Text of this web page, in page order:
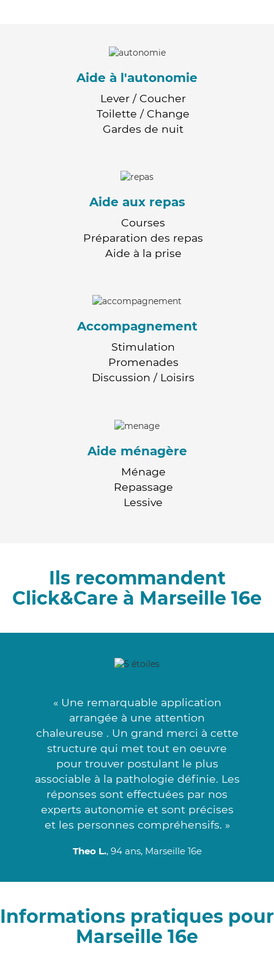
Aide à l'autonomie
Lever / Coucher
Toilette / Change
Gardes de nuit
Aide aux repas
Courses
Préparation des repas
Aide à la prise
Accompagnement
Stimulation
Promenades
Discussion / Loisirs
Aide ménagère
Ménage
Repassage
Lessive
Ils recommandent
Click&Care à Marseille 16e
« Une remarquable application
arrangée à une attention
chaleureuse . Un grand merci à cette
structure qui met tout en oeuvre
pour trouver postulant le plus
associable à la pathologie définie. Les
réponses sont effectuées par nos
experts autonomie et sont précises
et les personnes compréhensifs. »
Theo L., 94 ans, Marseille 16e
Informations pratiques pour
Marseille 16e